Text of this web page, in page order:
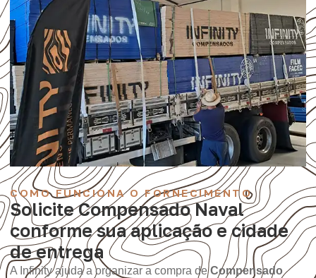
COMO FUNCIONA O FORNECIMENTO
Solicite Compensado Naval
conforme sua aplicação e cidade
de entrega
A Infinity ajuda a organizar a compra deCompensado